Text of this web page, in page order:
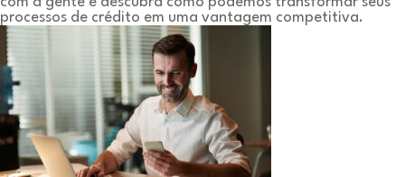
processos de crédito em uma vantagem competitiva.